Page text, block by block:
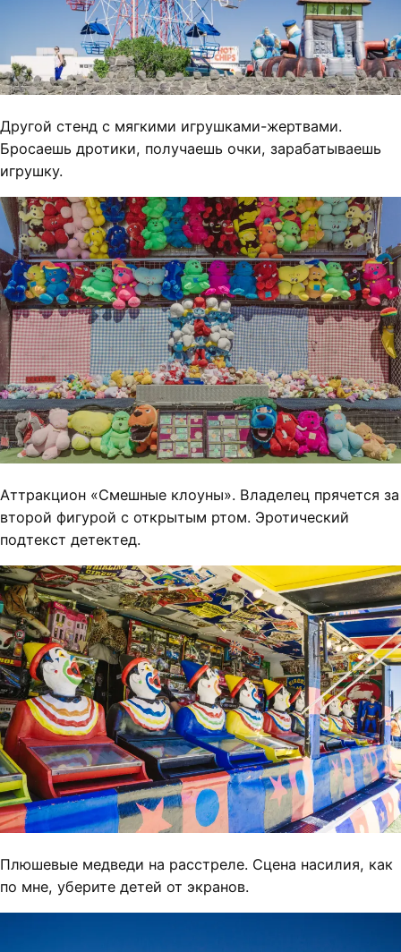
Другой стенд с мягкими игрушками-жертвами.
Бросаешь дротики, получаешь очки, зарабатываешь
игрушку.
Аттракцион «Смешные клоуны». Владелец прячется за
второй фигурой с открытым ртом. Эротический
подтекст детектед.
Плюшевые медведи на расстреле. Сцена насилия, как
по мне, уберите детей от экранов.